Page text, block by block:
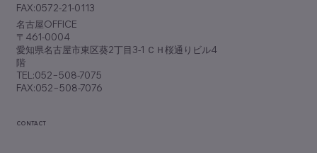
FAX:0572-21-0113
​名古屋OFFICE
〒461-0004
愛知県名古屋市東区葵2丁目3-1 ＣＨ桜通りビル4
階
TEL:052−508-7075
FAX:052−508-7076
CONTACT